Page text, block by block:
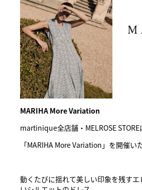
MARIHA More Variation
martinique全店舗・MELROSE STORE
「MARIHA More Variation」を開催い
動くたびに揺れて美しい印象を残す